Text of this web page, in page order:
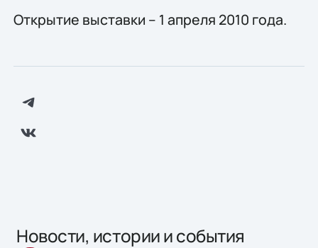
Открытие выставки – 1 апреля 2010 года.
Новости, истории и события